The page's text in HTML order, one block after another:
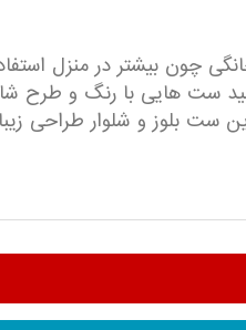
چون بیشتر در منزل
ست هایی با رنگ و طرح
ست بلوز و شلوار طراحی